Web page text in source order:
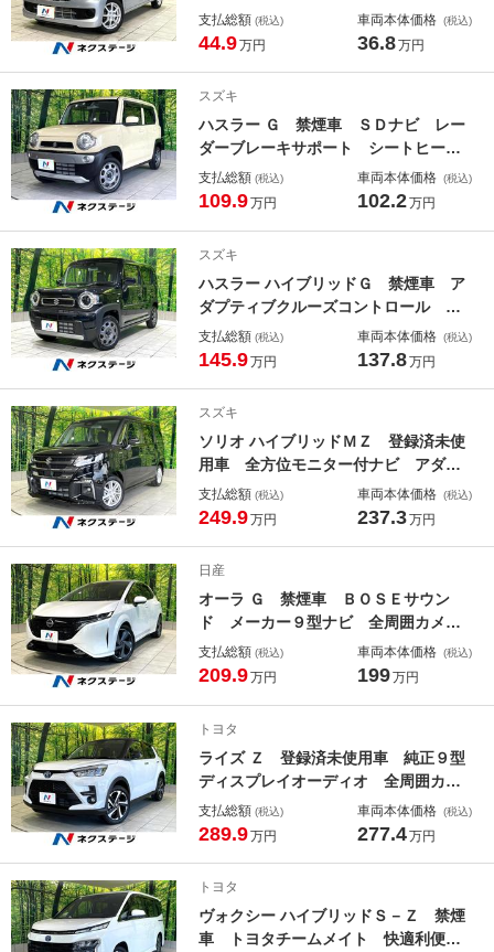
正１４インチアルミ キーレス 電動
格納ミラー エアコン ヘッドライト
支払総額 (税込)
44.9万円
車両本体価格 (税込)
36.8万円
スズキ
ハスラー Ｇ 禁煙車 ＳＤナビ レー
ダーブレーキサポート シートヒータ
ー オートエアコン ドライブレコー
ダー スマートキー アイドリングス
支払総額 (税込)
109.9万円
車両本体価格 (税込)
102.2万円
スズキ
ハスラー ハイブリッドＧ 禁煙車 ア
ダプティブクルーズコントロール コ
ーナーセンサー シートヒーター Ｌ
ＥＤヘッド 車線逸脱警報 オートラ
支払総額 (税込)
145.9万円
車両本体価格 (税込)
137.8万円
スズキ
ソリオ ハイブリッドＭＺ 登録済未使
用車 全方位モニター付ナビ アダプ
ティブクルーズ 両側電動スライドド
ア カラーヘッドアップディスプレ
ド
支払総額 (税込)
249.9万円
車両本体価格 (税込)
237.3万円
日産
オーラ Ｇ 禁煙車 ＢＯＳＥサウン
ド メーカー９型ナビ 全周囲カメ
ラ インテリジェントエマージェンシ
ブレーキ デジタルミラー コーナー
支払総額 (税込)
209.9万円
車両本体価格 (税込)
199万円
トヨタ
ライズ Ｚ 登録済未使用車 純正９型
ディスプレイオーディオ 全周囲カメ
ラ レーダークルーズ 電動パーキン
グブレーキ ＬＥＤシーケンシャルタ
支払総額 (税込)
289.9万円
車両本体価格 (税込)
277.4万円
トヨタ
ヴォクシー ハイブリッドＳ－Ｚ 禁煙
車 トヨタチームメイト 快適利便Ｈ